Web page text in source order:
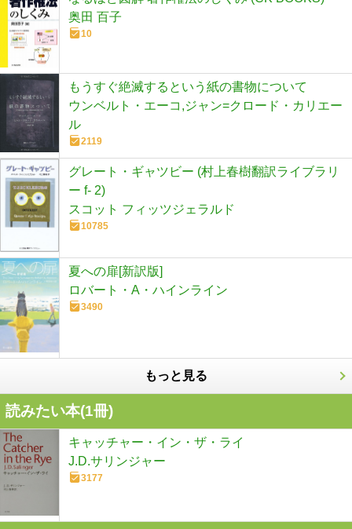
奥田 百子
10
もうすぐ絶滅するという紙の書物について
ウンベルト・エーコ,ジャン=クロード・カリエー
ル
2119
グレート・ギャツビー (村上春樹翻訳ライブラリ
ー f- 2)
スコット フィッツジェラルド
10785
夏への扉[新訳版]
ロバート・A・ハインライン
3490
もっと見る
読みたい本(1冊)
キャッチャー・イン・ザ・ライ
J.D.サリンジャー
3177